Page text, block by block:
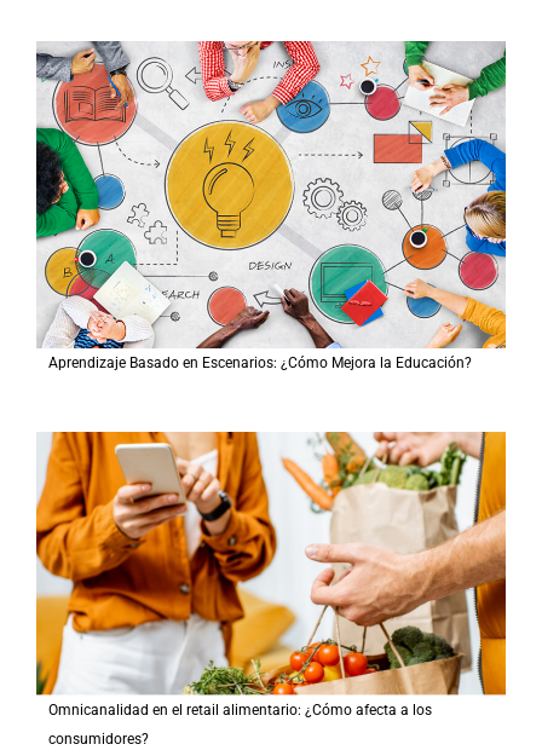
Aprendizaje Basado en Escenarios: ¿Cómo Mejora la Educación?
Omnicanalidad en el retail alimentario: ¿Cómo afecta a los
consumidores?